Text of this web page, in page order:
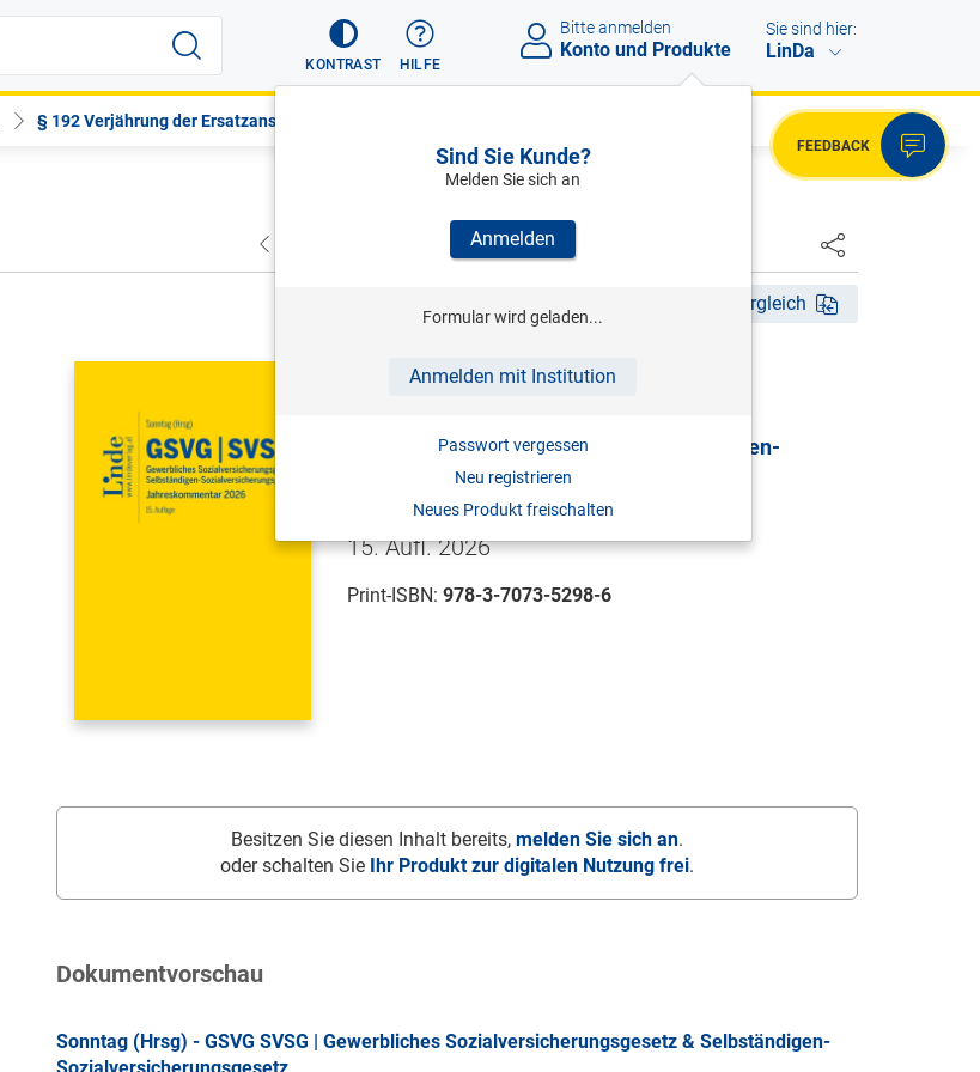
KONTRAST HILFE
Bitte anmelden
Konto und Produkte
Sind Sie Kunde?
Melden Sie sich an
Anmelden
Formular wird geladen...
Anmelden mit Institution
Passwort vergessen
Neu registrieren
Neues Produkt freischalten
Sie sind hier:
LinDa
§ 192 Verjährung der Ersatzanspr...
FEEDBACK
NÄCHSTER
Fassungsvergleich
SONNTAG (HRSG)
Sozialversicherungsgesetz & Selbständigen-
Sozialversicherungsgesetz
Jahreskommentar
15. Aufl. 2026
Print-ISBN:978-3-7073-5298-6
Besitzen Sie diesen Inhalt bereits, melden Sie sich an.
oder schalten Sie
Ihr Produkt zur digitalen Nutzung frei.
Dokumentvorschau
Sonntag (Hrsg) - GSVG SVSG | Gewerbliches Sozialversicherungsgesetz & Selbständigen-